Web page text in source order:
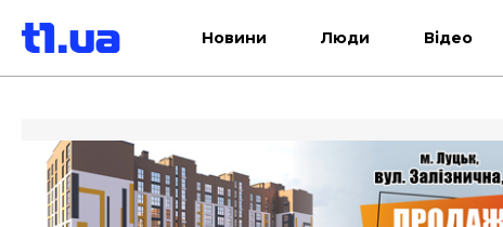
Новини Люди Відео